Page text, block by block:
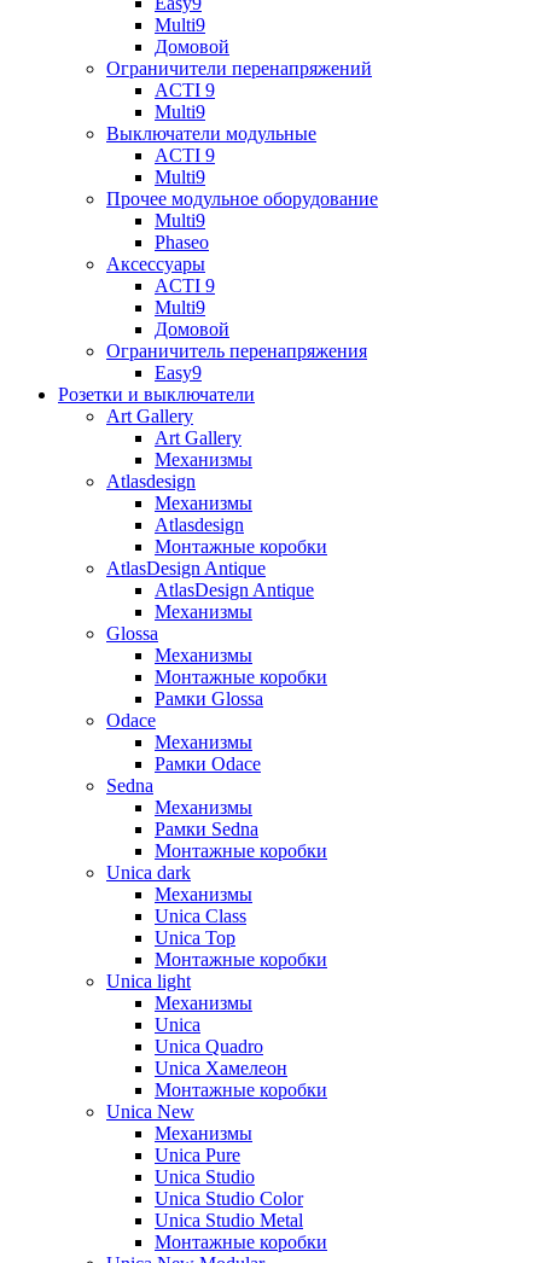
Multi9
Домовой
Ограничители перенапряжений
ACTI 9
Multi9
Выключатели модульные
ACTI 9
Multi9
Прочее модульное оборудование
Multi9
Phaseo
Аксессуары
ACTI 9
Multi9
Домовой
Ограничитель перенапряжения
Easy9
Розетки и выключатели
Art Gallery
Art Gallery
Механизмы
Atlasdesign
Механизмы
Atlasdesign
Монтажные коробки
AtlasDesign Antique
AtlasDesign Antique
Механизмы
Glossa
Механизмы
Монтажные коробки
Рамки Glossa
Odace
Механизмы
Рамки Odace
Sedna
Механизмы
Рамки Sedna
Монтажные коробки
Unica dark
Механизмы
Unica Class
Unica Top
Монтажные коробки
Unica light
Механизмы
Unica
Unica Quadro
Unica Хамелеон
Монтажные коробки
Unica New
Механизмы
Unica Pure
Unica Studio
Unica Studio Color
Unica Studio Metal
Монтажные коробки